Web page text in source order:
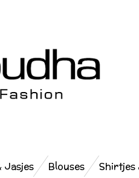
Jasjes Blouses Shirtjes